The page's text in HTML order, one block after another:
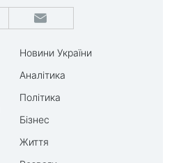
Новини України
Аналітика
Політика
Бізнес
Життя